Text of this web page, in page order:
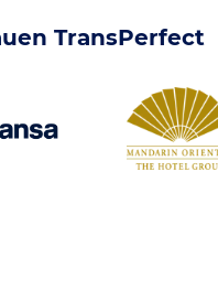
TransPerfect